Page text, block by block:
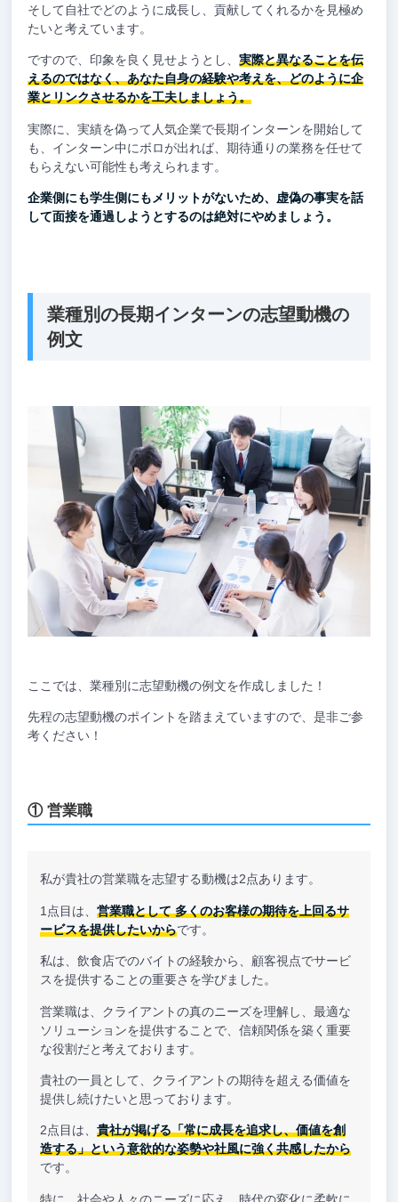
そして自社でどのように成長し、貢献してくれるかを見極め
たいと考えています。
ですので、印象を良く見せようとし、 実際と異なることを伝
えるのではなく、あなた自身の経験や考えを、どのように企
業とリンクさせるかを工夫しましょう。
実際に、実績を偽って人気企業で長期インターンを開始して
も、インターン中にボロが出れば、期待通りの業務を任せて
もらえない可能性も考えられます。
企業側にも学生側にもメリットがないため、虚偽の事実を話
して面接を通過しようとするのは絶対にやめましょう。
業種別の長期インターンの志望動機の
例文
ここでは、業種別に志望動機の例文を作成しました！
先程の志望動機のポイントを踏まえていますので、是非ご参
考ください！
① 営業職
私が貴社の営業職を志望する動機は2点あります。
1点目は、営業職として 多くのお客様の期待を上回るサ
ービスを提供したいからです。
私は、飲食店でのバイトの経験から、顧客視点でサービ
スを提供することの重要さを学びました。
営業職は、クライアントの真のニーズを理解し、最適な
ソリューションを提供することで、信頼関係を築く重要
な役割だと考えております。
貴社の一員として、クライアントの期待を超える価値を
提供し続けたいと思っております。
2点目は、貴社が掲げる「常に成長を追求し、価値を創
造する」という意欲的な姿勢や社風に強く共感したから
です。
特に、社会や人々のニーズに応え、時代の変化に柔軟に